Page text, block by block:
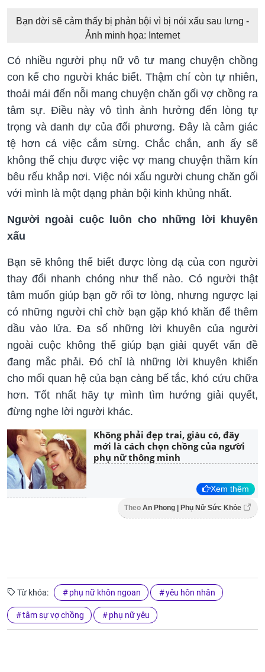
Bạn đời sẽ cảm thấy bị phản bội vì bị nói xấu sau lưng -
Ảnh minh họa: Internet
Có nhiều người phụ nữ vô tư mang chuyện chồng
con kể cho người khác biết. Thậm chí còn tự nhiên,
thoải mái đến nỗi mang chuyện chăn gối vợ chồng ra
tâm sự. Điều này vô tình ảnh hưởng đến lòng tự
trọng và danh dự của đối phương. Đây là cảm giác
tệ hơn cả việc cắm sừng. Chắc chắn, anh ấy sẽ
không thể chịu được việc vợ mang chuyện thầm kín
bêu rếu khắp nơi. Việc nói xấu người chung chăn gối
với mình là một dạng phản bội kinh khủng nhất.
Người ngoài cuộc luôn cho những lời khuyên
xấu
Bạn sẽ không thể biết được lòng dạ của con người
thay đổi nhanh chóng như thế nào. Có người thật
tâm muốn giúp bạn gỡ rối tơ lòng, nhưng ngược lại
có những người chỉ chờ bạn gặp khó khăn để thêm
dầu vào lửa. Đa số những lời khuyên của người
ngoài cuộc không thể giúp bạn giải quyết vấn đề
đang mắc phải. Đó chỉ là những lời khuyên khiến
cho mối quan hệ của bạn càng bế tắc, khó cứu chữa
hơn. Tốt nhất hãy tự mình tìm hướng giải quyết,
đừng nghe lời người khác.
Không phải đẹp trai, giàu có, đây
mới là cách chọn chồng của người
phụ nữ thông minh
Xem thêm
Theo An Phong | Phụ Nữ Sức Khỏe
Từ khóa: phụ nữ khôn ngoan yêu hôn nhân
tâm sự vợ chồng phụ nữ yêu